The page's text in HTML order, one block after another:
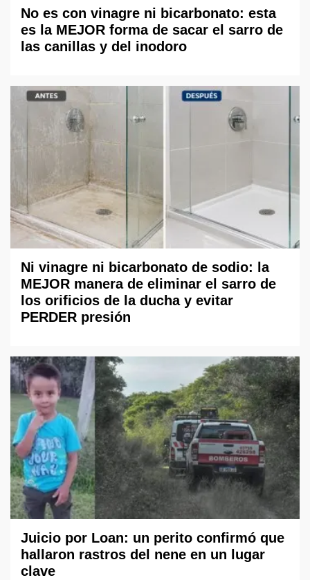
No es con vinagre ni bicarbonato: esta
es la MEJOR forma de sacar el sarro de
las canillas y del inodoro
Ni vinagre ni bicarbonato de sodio: la
MEJOR manera de eliminar el sarro de
los orificios de la ducha y evitar
PERDER presión
Juicio por Loan: un perito confirmó que
hallaron rastros del nene en un lugar
clave